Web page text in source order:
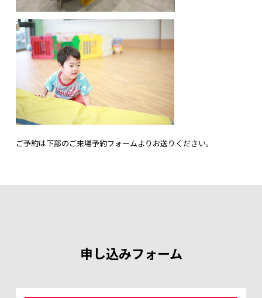
ご予約は下部のご来場予約フォームよりお送りください。
申し込みフォーム